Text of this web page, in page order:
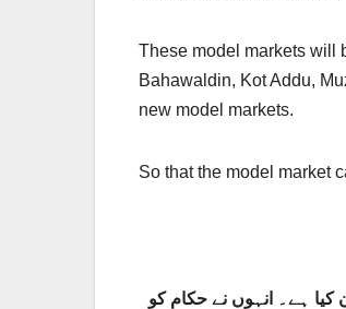
These model markets will
Bahawaldin, Kot Addu,
new model markets.
So that the model market
کیا ہے۔ انہوں نے حکام کو